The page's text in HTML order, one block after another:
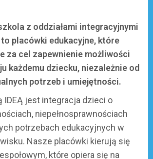
z oddziałami integracyjnymi
placówki edukacyjne, które
za cel zapewnienie możliwości
każdemu dziecku, niezależnie od
potrzeb i umiejętności.
IDEĄ jest integracja dzieci o
niepełnosprawnościach
potrzebach edukacyjnych w
Nasze placówki kierują się
które opiera się na